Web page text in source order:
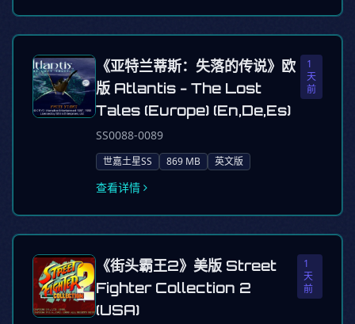
《亚特兰蒂斯：失落的传说》欧
版 Atlantis - The Lost
Tales (Europe) (En,De,Es)
1
天
前
SS0088-0089
世嘉土星SS 869 MB
英文版
查看详情
《街头霸王2》美版 Street
Fighter Collection 2
(USA)
1
天
前